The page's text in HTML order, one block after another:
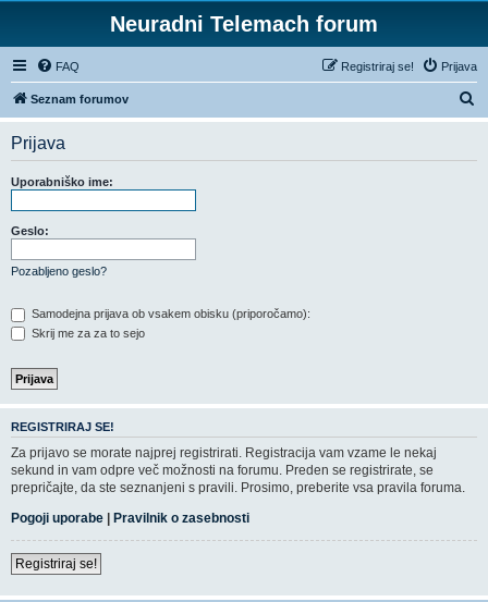
Neuradni Telemach forum
FAQ Prijava
Registriraj se!
Seznam forumov
s
Prijava
Uporabniško ime:
Geslo:
Pozabljeno geslo?
Samodejna prijava ob vsakem obisku (priporočamo):
Skrij me za za to sejo
REGISTRIRAJ SE!
Za prijavo se morate najprej registrirati. Registracija vam vzame le nekaj
sekund in vam odpre več možnosti na forumu. Preden se registrirate, se
prepričajte, da ste seznanjeni s pravili. Prosimo, preberite vsa pravila foruma.
Pogoji uporabe | Pravilnik o zasebnosti
Registriraj se!